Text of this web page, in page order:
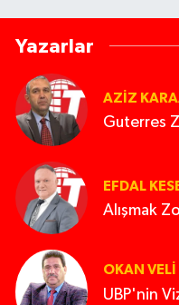
Yazarlar
AZIZ
Guterres
EFDAL
Alışmak
OKAN VELI
UBP'nin